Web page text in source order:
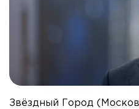
Звёздный Город